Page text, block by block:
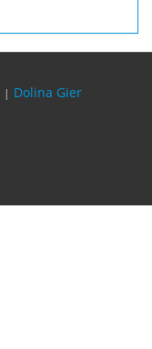
| Dolina Gier